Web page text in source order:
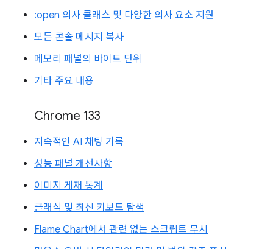
:open 의사 클래스 및 다양한 의사 요소 지원
모든 콘솔 메시지 복사
메모리 패널의 바이트 단위
기타 주요 내용
Chrome 133
지속적인 AI 채팅 기록
성능 패널 개선사항
이미지 게재 통계
클래식 및 최신 키보드 탐색
Flame Chart에서 관련 없는 스크립트 무시